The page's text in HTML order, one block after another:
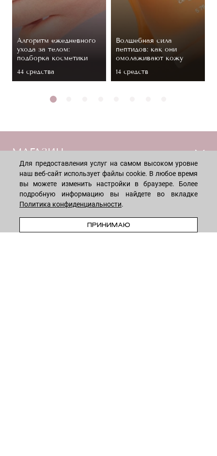
В КОРЗИНУ
Алгоритм ежедневного
ухода за телом:
подборка косметики
44 средствa
Волшебная сила
пептидов: как они
омолаживают кожу
14 средств
МАГАЗИН
Лицо
Мужчинам
Тело
Волосы
Дети
ПОКУПАТЕЛЯМ
Способы оплаты
Обмен и возврат
КОМПАНИЯ
Для предоставления услуг на самом высоком уровне
наш веб-сайт использует файлы cookie. В любое время
вы можете изменить настройки в браузере. Более
подробную информацию вы найдете во вкладке
Политика конфиденциальности.
ПРИНИМАЮ